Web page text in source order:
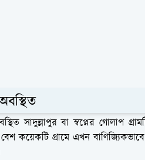
সাদুল্লাপুর বা স্বপ্নের গোলাপ
বেশ কয়েকটি গ্রামে এখন